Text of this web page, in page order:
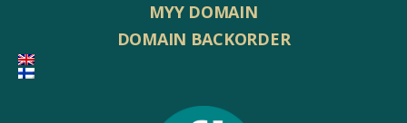
MYY DOMAIN
DOMAIN BACKORDER